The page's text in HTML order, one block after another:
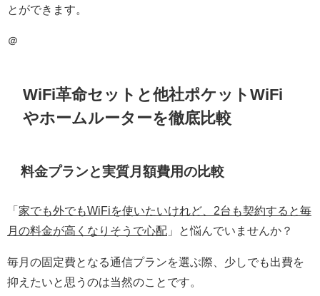
とができます。
＠
WiFi革命セットと他社ポケットWiFi
やホームルーターを徹底比較
料金プランと実質月額費用の比較
「 家でも外でもWiFiを使いたいけれど、2台も契約すると毎
月の料金が高くなりそうで心配 」と悩んでいませんか？
毎月の固定費となる通信プランを選ぶ際、少しでも出費を
抑えたいと思うのは当然のことです。